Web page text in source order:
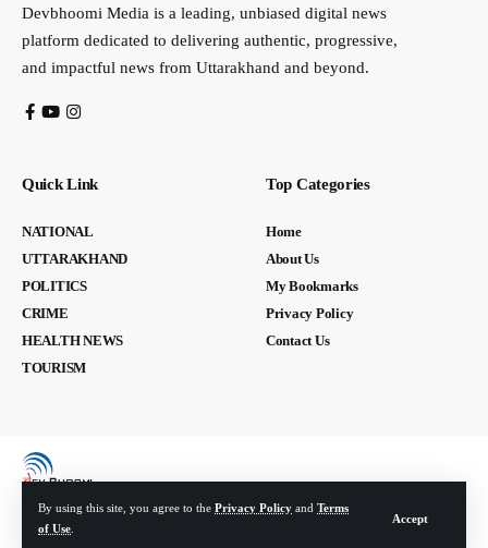
By using this site, you agree to the Privacy Policy and Terms
of Use
Accept
Devbhoomi Media is a leading, unbiased digital news
platform dedicated to delivering authentic, progressive,
and impactful news from Uttarakhand and beyond.
Quick Link
NATIONAL
UTTARAKHAND
POLITICS
CRIME
HEALTH NEWS
TOURISM
Top Categories
Home
About Us
My Bookmarks
Privacy Policy
Contact Us
© Devbhoomi Media. All Rights Reserved. | Developed By: